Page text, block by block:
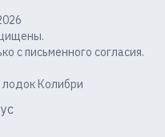
с письменного согласия.
Колибри